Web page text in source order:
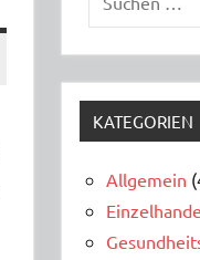
nach:
KATEGORIEN
Allgemein